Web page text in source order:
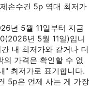
손수건 5p 역대 최저가
년 5월 11일부터 지금
년 5월 11일)입니
내 최저가와 같거나 더
의 가격은 확인할 수 없
" 최저가로 표기합니다.
5p은 언제 사는 게 가장